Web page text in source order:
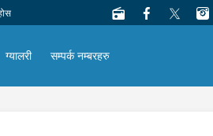
ग्यालरी सम्पर्क नम्बरहरु